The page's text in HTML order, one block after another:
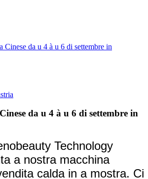
Cinese da u 4 à u 6 di settembre in
da u 4 à u 6 di settembre in
Technology
a nostra macchina
calda in a mostra. Ci